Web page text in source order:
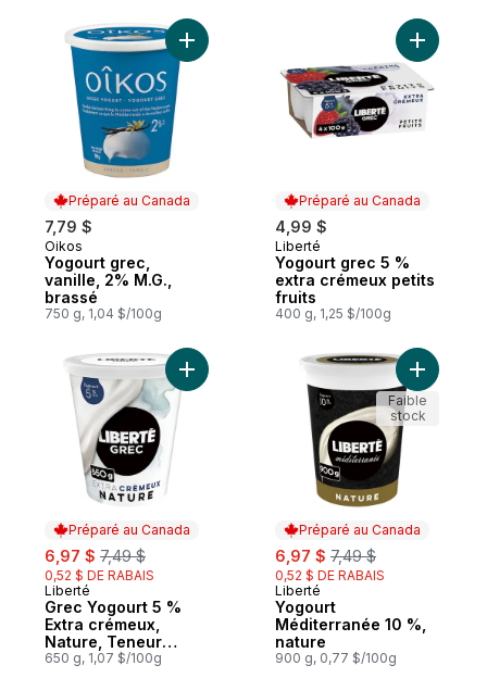
Préparé au Canada
7,79 $
Préparé au Canada
Oikos
Yogourt grec,
vanille, 2% M.G.,
brassé
750 g, 1,04 $/100g
Ajouter Yogourt grec, vanille, 2% M.G.,
Préparé au Canada
4,99 $
Préparé au Canada
Liberté
Yogourt grec 5 %
extra crémeux petits
fruits
400 g, 1,25 $/100g
Ajouter
Préparé au Canada
sale:
6,97 $ , formerly:
7,49 $
0,52 $ DE RABAIS
Préparé au Canada
Liberté
Grec Yogourt 5 %
Extra crémeux,
Nature, Teneur
élevée en protéines
650 g, 1,07 $/100g
Ajouter Grec Yogourt 5 % Extra
Préparé au Canada
sale:
6,97 $ , formerly:
7,49 $
0,52 $ DE RABAIS
Préparé au Canada
Liberté
Yogourt
Méditerranée 10 %,
nature
900 g, 0,77 $/100g
Ajouter
Faible
stock